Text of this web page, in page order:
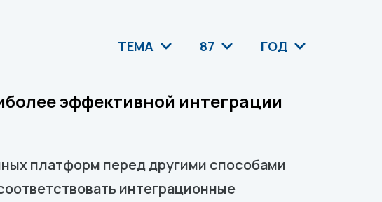
ТЕМА 87 ГОД
эффективной интеграции
платформ перед другими способами
интеграционные